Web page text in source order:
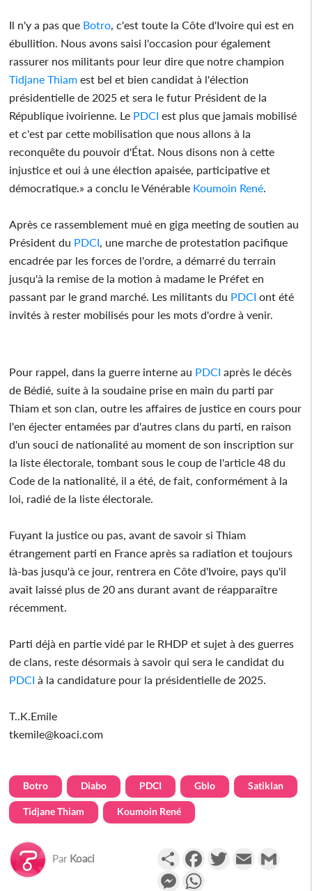
Il n'y a pas que Botro , c'est toute la Côte d'Ivoire qui est en
ébullition. Nous avons saisi l'occasion pour également
rassurer nos militants pour leur dire que notre champion
Tidjane Thiam est bel et bien candidat à l'élection
présidentielle de 2025 et sera le futur Président de la
République ivoirienne. Le PDCI est plus que jamais mobilisé
et c'est par cette mobilisation que nous allons à la
reconquête du pouvoir d'État. Nous disons non à cette
injustice et oui à une élection apaisée, participative et
démocratique.» a conclu le Vénérable Koumoin René
Après ce rassemblement mué en giga meeting de soutien au
Président du PDCI , une marche de protestation pacifique
encadrée par les forces de l'ordre, a démarré du terrain
jusqu'à la remise de la motion à madame le Préfet en
passant par le grand marché. Les militants du PDCI ont été
invités à rester mobilisés pour les mots d'ordre à venir.
Pour rappel, dans la guerre interne au PDCI après le décès
de Bédié, suite à la soudaine prise en main du parti par
Thiam et son clan, outre les affaires de justice en cours pour
l'en éjecter entamées par d'autres clans du parti, en raison
d'un souci de nationalité au moment de son inscription sur
la liste électorale, tombant sous le coup de l'article 48 du
Code de la nationalité, il a été, de fait, conformément à la
loi, radié de la liste électorale.
Fuyant la justice ou pas, avant de savoir si Thiam
étrangement parti en France après sa radiation et toujours
là-bas jusqu'à ce jour, rentrera en Côte d'Ivoire, pays qu'il
avait laissé plus de 20 ans durant avant de réapparaître
récemment.
Parti déjà en partie vidé par le RHDP et sujet à des guerres
de clans, reste désormais à savoir qui sera le candidat du
PDCI à la candidature pour la présidentielle de 2025.
T..K.Emile
tkemile@koaci.com
Botro Diabo PDCI Gblo Satiklan
Tidjane Thiam Koumoin René
Par Koaci PartagerFacebookTwitterEmail
Messenger